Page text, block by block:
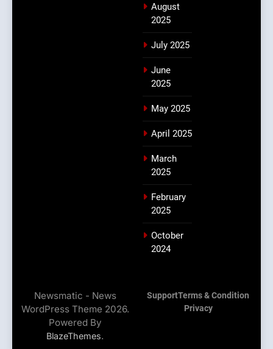
August
2025
July 2025
June
2025
May 2025
April 2025
March
2025
February
2025
October
2024
Newsmatic - News
WordPress Theme 2026.
Powered By
BlazeThemes.
SupportTerms & Condition
Privacy